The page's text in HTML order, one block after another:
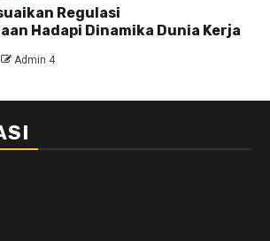
Regulasi
Hadapi Dinamika Dunia Kerja
Admin 4